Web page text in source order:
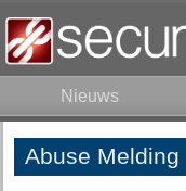
Nieuws
Abuse Melding